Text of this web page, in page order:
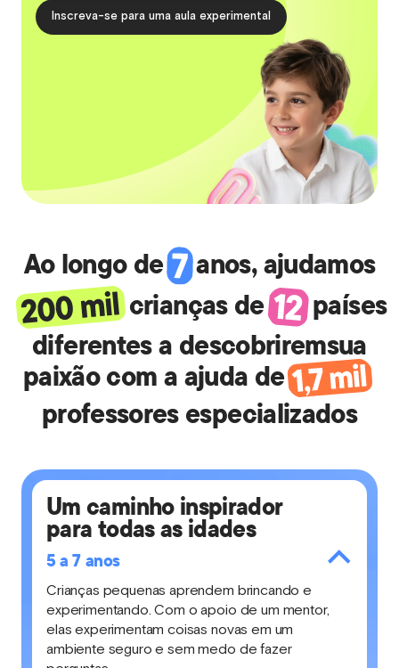
Inscreva-se para uma aula experimental
Ao longo de
anos, ajudamos
crianças de
países
diferentes a descobriremsua
paixão com a ajuda de
professores especializados
Um caminho inspirador
para todas as idades
5 a 7 anos
Crianças pequenas aprendem brincando e
experimentando. Com o apoio de um mentor,
elas experimentam coisas novas em um
ambiente seguro e sem medo de fazer